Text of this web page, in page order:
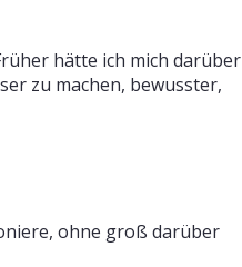
hätte ich mich darüber
zu machen, bewusster,
ohne groß darüber